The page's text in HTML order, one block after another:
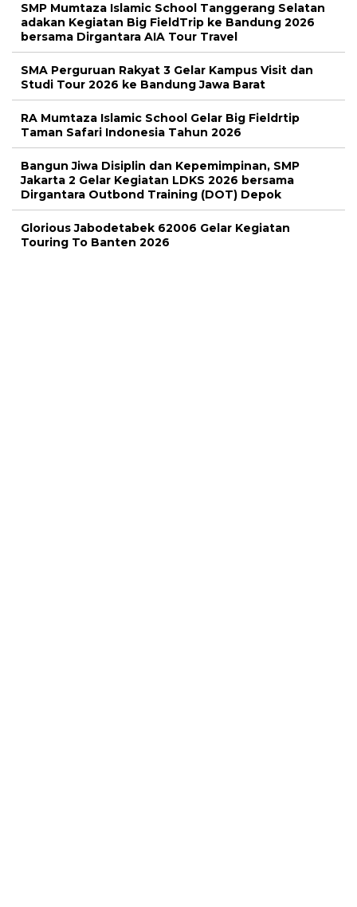
SMP Mumtaza Islamic School Tanggerang Selatan
adakan Kegiatan Big FieldTrip ke Bandung 2026
bersama Dirgantara AIA Tour Travel
SMA Perguruan Rakyat 3 Gelar Kampus Visit dan
Studi Tour 2026 ke Bandung Jawa Barat
RA Mumtaza Islamic School Gelar Big Fieldrtip
Taman Safari Indonesia Tahun 2026
Bangun Jiwa Disiplin dan Kepemimpinan, SMP
Jakarta 2 Gelar Kegiatan LDKS 2026 bersama
Dirgantara Outbond Training (DOT) Depok
Glorious Jabodetabek 62006 Gelar Kegiatan
Touring To Banten 2026